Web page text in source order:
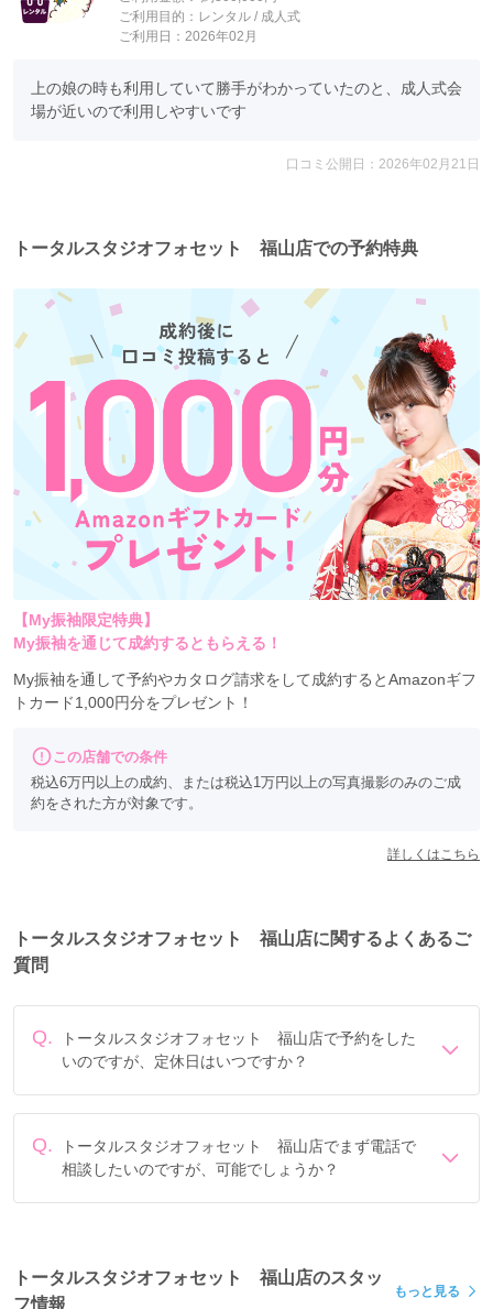
商品が買えるポイントが付いてくる
フォセットのホームページから、
オリジナルアルバムの注文もできます♪
入れる写真も自分で選ぶことができます♪
美容はヘアメイク と着付け会場が一箇
前撮りも、式当日も、
美容室とお支度会場を
移動する手間はありません！
フォトスタジオなので、
成人や謝恩、ブライダル撮影・・・など
毎日施術しているスタッフがたくさん♪
だから、トレンドもよく知ってる！！
「なりたい」を叶える。
一緒にみつけられるスタッフがそろっています♡
安心しておまかせください♪♪
－－－－－－－－－－－－－－－－－－－－－－－－－－
ご試着・ご相談お気軽にご検討ください。
ご来店、お待ちしています✨✨
※混雑している場合、ご案内までお時間をいただく場合もございます。
ご利用目的： レンタル / 成人式
ご利用日：2026年02月
上の娘の時も利用していて勝手がわかっていたのと、成人式会
場が近いので利用しやすいです
口コミ公開日：2026年02月21日
トータルスタジオフォセット 福山店での予約特典
【My振袖限定特典】
My振袖を通じて成約するともらえる！
My振袖を通して予約やカタログ請求をして成約するとAmazonギフ
トカード1,000円分をプレゼント！
この店舗での条件
税込6万円以上の成約、または税込1万円以上の写真撮影のみのご成
約をされた方が対象です。
詳しくはこちら
トータルスタジオフォセット 福山店に関するよくあるご
質問
Q.
トータルスタジオフォセット 福山店で予約をした
いのですが、定休日はいつですか？
月定休日なしで営業中。)です。
Q.
トータルスタジオフォセット 福山店でまず電話で
相談したいのですが、可能でしょうか？
トータルスタジオフォセット 福山店のスタッ
フ情報
もっと見る